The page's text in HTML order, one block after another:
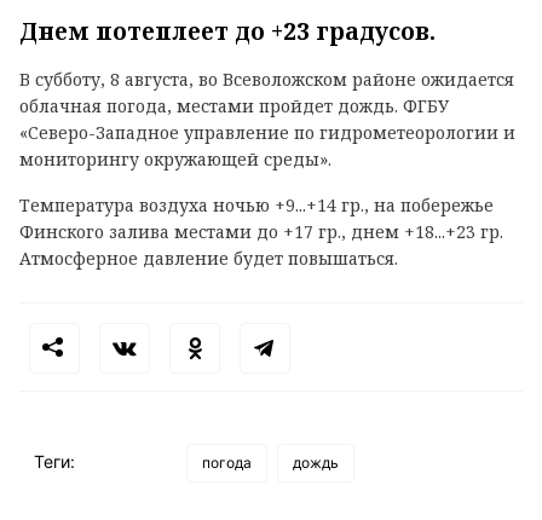
Днем потеплеет до +23 градусов.
В субботу, 8 августа, во Всеволожском районе ожидается
облачная погода, местами пройдет дождь. ФГБУ
«Северо-Западное управление по гидрометеорологии и
мониторингу окружающей среды».
Температура воздуха ночью +9...+14 гр., на побережье
Финского залива местами до +17 гр., днем +18...+23 гр.
Атмосферное давление будет повышаться.
Теги: погода дождь